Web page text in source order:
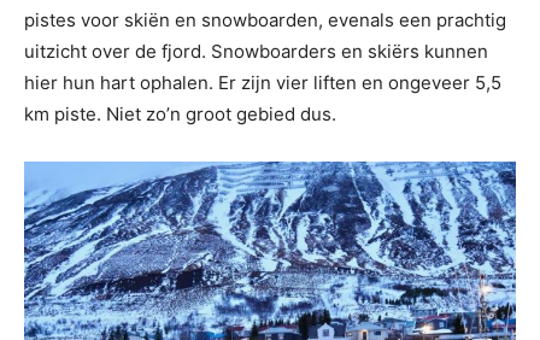
pistes voor skiën en snowboarden, evenals een prachtig
uitzicht over de fjord. Snowboarders en skiërs kunnen
hier hun hart ophalen. Er zijn vier liften en ongeveer 5,5
km piste. Niet zo’n groot gebied dus.